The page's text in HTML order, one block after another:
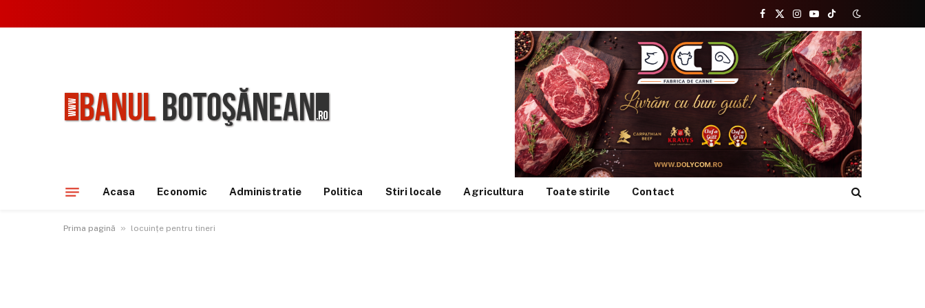
Facebook
X
(Twitter)
Instagram
YouTubeTikTok
Acasa Economic Administratie Politica Stiri locale Agricultura Toate stirile Contact
Prima pagină » locuințe pentru tineri